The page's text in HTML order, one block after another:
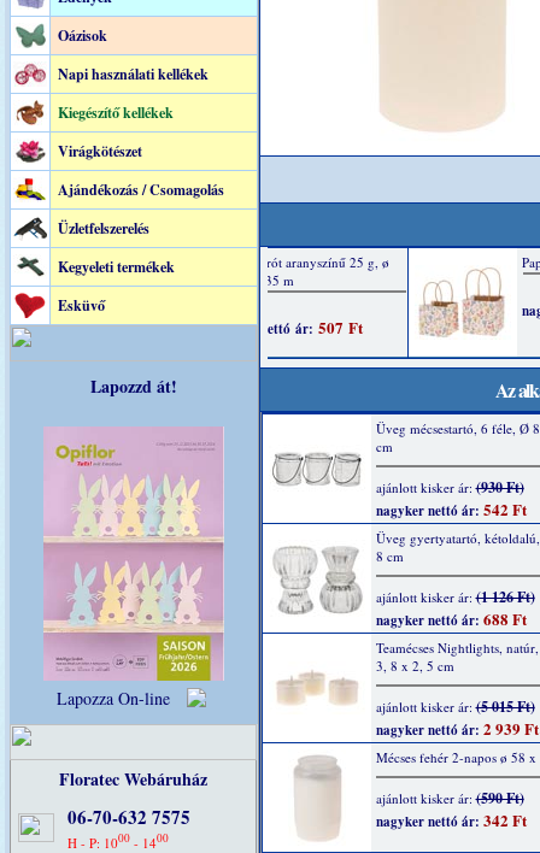
Oázisok
Napi használati kellékek
Kiegészítő kellékek
Virágkötészet
Ajándékozás / Csomagolás
Üzletfelszerelés
Kegyeleti termékek
Esküvő
Lapozzd át!
Lapozza On-line
Floratec Webáruház
06-70-632 7575
H - P: 1000 - 1400
Az
Üveg mécsestartó, 6 féle, Ø
cm
ajánlott kisker ár:(930 Ft)
nagyker nettó ár: 542 Ft
Üveg gyertyatartó,
8 cm
ajánlott kisker ár:(1 126 Ft)
nagyker nettó ár: 688 Ft
Teamécses Nightlights,
3, 8 x 2, 5 cm
ajánlott kisker ár:(5 015 Ft)
nagyker nettó ár: 2 939 Ft
Mécses fehér 2-napos ø 58
ajánlott kisker ár:(590 Ft)
nagyker nettó ár: 342 Ft